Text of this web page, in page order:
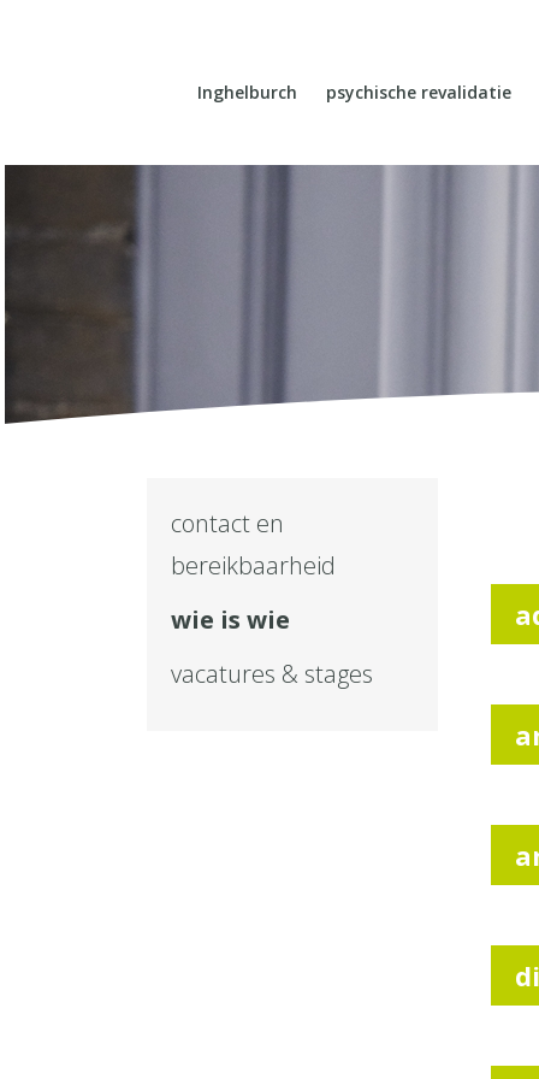
Inghelburch psychische revalidatie
contact en
bereikbaarheid
wie is wie
vacatures & stages